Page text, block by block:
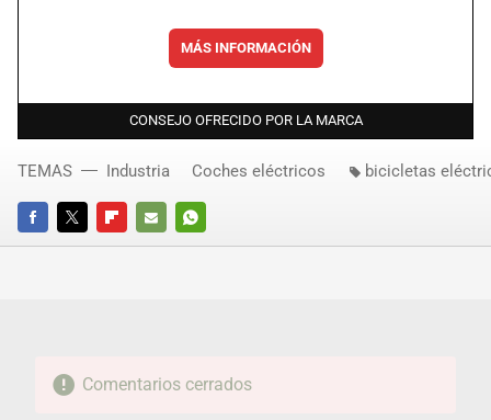
MÁS INFORMACIÓN
CONSEJO OFRECIDO POR LA MARCA
FACEBOOKTWITTERFLIPBOARD
E-
WHATSAPP
TEMAS Industria Coches eléctricos bicicletas
Comentarios cerrados